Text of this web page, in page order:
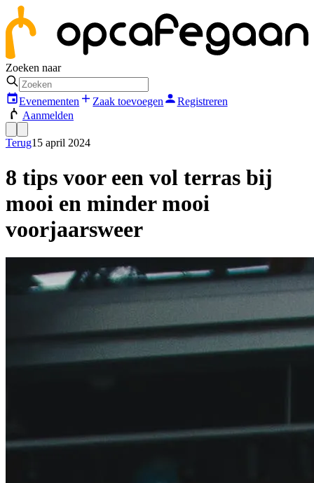
Zoeken naar
Evenementen Zaak toevoegen
Registreren
Aanmelden
Terug15 april 2024
8 tips voor een vol terras bij
mooi en minder mooi
voorjaarsweer